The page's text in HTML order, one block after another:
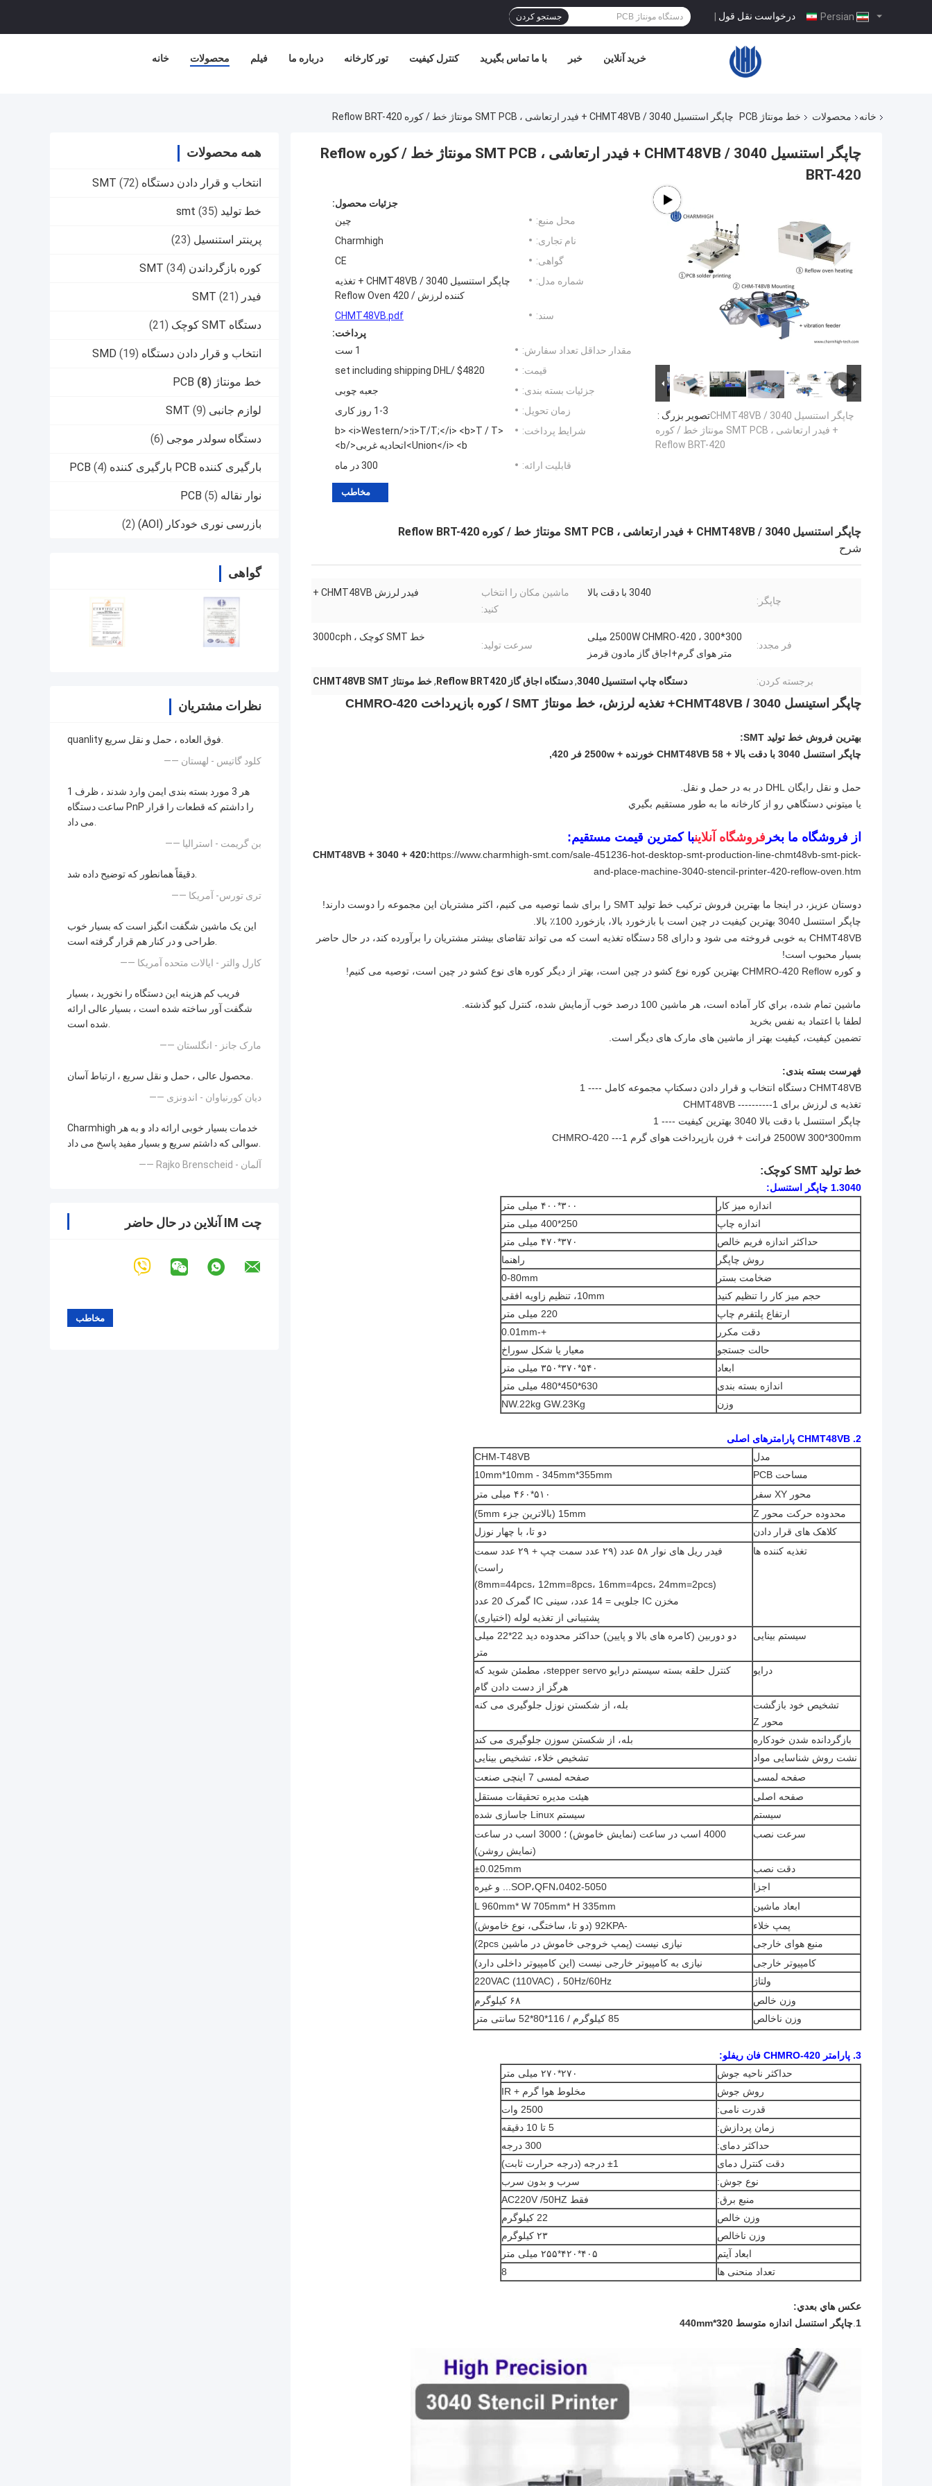
درخواست نقل قول | جستجو کردن
خانه محصولات فیلم درباره ما تور کارخانه کنترل کیفیت با ما تماس بگیرید خبر خرید آنلاین
خانه محصولات خط مونتاژ PCB چاپگر استنسیل 3040 / CHMT48VB + فیدر ارتعاشی ، SMT PCB مونتاژ خط / کوره Reflow BRT-420
همه محصولات
انتخاب و قرار دادن دستگاه SMT (72)
خط تولید smt (35)
پرینتر استنسیل (23)
کوره بازگرداندن SMT (34)
فیدر SMT (21)
دستگاه SMT کوچک (21)
انتخاب و قرار دادن دستگاه SMD (19)
خط مونتاژ PCB (8)
لوازم جانبی SMT (9)
دستگاه سولدر موجی (6)
بارگیری کننده PCB بارگیری کننده PCB (4)
نوار نقاله PCB (5)
بازرسی نوری خودکار (AOI) (2)
گواهی
نظرات مشتریان
quanlity فوق العاده ، حمل و نقل سریع.
—— کلود گاتیس - لهستان
هر 3 مورد بسته بندی ایمن وارد شدند ، ظرف 1
ساعت دستگاه PnP را داشتم که قطعات را قرار
می داد.
—— بن گریمت - استرالیا
دقیقاً همانطور که توضیح داده شد.
—— تری تورس- آمریکا
این یک ماشین شگفت انگیز است که بسیار خوب
طراحی و در کنار هم قرار گرفته است.
—— کارل والتر - ایالات متحده آمریکا
فریب کم هزینه این دستگاه را نخورید ، بسیار
شگفت آور ساخته شده است ، بسیار عالی ارائه
شده است.
—— مارک جانز - انگلستان
محصول عالی ، حمل و نقل سریع ، ارتباط آسان.
—— دیان کورنیاوان - اندونزی
Charmhigh خدمات بسیار خوبی ارائه داد و به هر
سوالی که داشتم سریع و بسیار مفید پاسخ می داد.
—— Rajko Brenscheid - آلمان
چت IM آنلاین در حال حاضر
چاپگر استنسیل 3040 / CHMT48VB + فیدر ارتعاشی ، SMT PCB مونتاژ خط / کوره Reflow
BRT-420
تصویر بزرگ :چاپگر استنسیل 3040 / CHMT48VB
+ فیدر ارتعاشی ، SMT PCB مونتاژ خط / کوره
Reflow BRT-420
جزئیات محصول:
محل منبع:
چین
نام تجاری:
Charmhigh
گواهی:
CE
شماره مدل:
چاپگر استنسیل 3040 / CHMT48VB + تغذیه
کننده لرزش / 420 Reflow Oven
سند:
CHMT48VB.pdf
پرداخت:
مقدار حداقل تعداد سفارش:
1 ست
قیمت:
$4820 /set including shipping DHL
جزئیات بسته بندی:
جعبه چوبی
زمان تحویل:
1-3 روز کاری
شرایط پرداخت:
<i>T/T;</i> <b>T / T؛</b> <i>Western
Union</i> <b>اتحادیه غربی</b>
قابلیت ارائه:
300 در ماه
مخاطب
چاپگر استنسیل 3040 / CHMT48VB + فیدر ارتعاشی ، SMT PCB مونتاژ خط / کوره Reflow BRT-420
شرح
چاپگر:
3040 با دقت بالا
ماشین مکان را انتخاب
کنید:
فیدر لرزش CHMT48VB +
فر مجدد:
2500W CHMRO-420 ، 300*300 میلی
متر هوای گرم+اجاق گاز مادون قرمز
سرعت تولید:
خط SMT کوچک ، 3000cph
برجسته کردن: دستگاه چاپ استنسیل 3040 ,دستگاه اجاق گاز Reflow BRT420 ,خط مونتاژ CHMT48VB SMT
چاپگر استینسل 3040 / CHMT48VB+ تغذیه لرزش، خط مونتاژ SMT / کوره بازپرداخت CHMRO-420
بهترين فروش خط توليد SMT:
چاپگر استنسل 3040 با دقت بالا + CHMT48VB 58 خورنده + 2500w فر 420,
حمل و نقل رایگان DHL در به در حمل و نقل.
يا ميتوني دستگاهي رو از کارخانه ما به طور مستقيم بگيري
از فروشگاه ما بخر فروشگاه آنلاینبا کمترین قیمت مستقیم:
CHMT48VB + 3040 + 420:https://www.charmhigh-smt.com/sale-451236-hot-desktop-smt-production-line-chmt48vb-smt-pick-
and-place-machine-3040-stencil-printer-420-reflow-oven.htm
دوستان عزیز، در اینجا ما بهترین فروش ترکیب خط تولید SMT را برای شما توصیه می کنیم، اکثر مشتریان این مجموعه را دوست دارند!
چاپگر استنسل 3040 بهترین کیفیت در چین است با بازخورد بالا، بازخورد 100٪ بالا.
CHMT48VB به خوبی فروخته می شود و دارای 58 دستگاه تغذیه است که می تواند تقاضای بیشتر مشتریان را برآورده کند، در حال حاضر
بسیار محبوب است!
و کوره CHMRO-420 Reflow بهترین کوره نوع کشو در چین است، بهتر از دیگر کوره های نوع کشو در چین است، توصیه می کنیم!
ماشين تمام شده، براي کار آماده است، هر ماشين 100 درصد خوب آزمايش شده، کنترل کيو گذشته.
لطفا با اعتماد به نفس بخرید
تضمین کیفیت، کیفیت بهتر از ماشین های مارک های دیگر است.
فهرست بسته بندی:
CHMT48VB دستگاه انتخاب و قرار دادن دسکتاپ مجموعه کامل ---- 1
تغذیه ی لرزش برای CHMT48VB ----------1
چاپگر استنسل با دقت بالا 3040 بهترین کیفیت ---- 1
2500W 300*300mm فرانت + فرن بازپرداخت هوای گرم CHMRO-420 ---1
خط تولید SMT کوچک:
1.3040 چاپگر استنسل:
اندازه میز کار
۳۰۰*۴۰۰ میلی متر
اندازه چاپ
250*400 میلی متر
حداکثر اندازه فریم خالص
۳۷۰*۴۷۰ میلی متر
روش چاپگر
راهنما
ضخامت بستر
0-80mm
حجم میز کار را تنظیم کنید
10mm، تنظیم زاویه افقی
ارتفاع پلتفرم چاپ
220 میلی متر
دقت مکرر
+-0.01mm
حالت جستجو
معیار یا شکل سوراخ
ابعاد
۵۴۰*۳۷۰*۳۵۰ میلی متر
اندازه بسته بندی
630*450*480 میلی متر
وزن
NW.22kg GW.23Kg
2. CHMT48VB پارامترهای اصلی
مدل
CHM-T48VB
مساحت PCB
10mm*10mm - 345mm*355mm
محور XY سفر
۵۱۰*۴۶۰ میلی متر
محدوده حرکت محور Z
15mm (بالاترین جزء 5mm)
کلاهک های قرار دادن
دو تا، با چهار نوزل
تغذیه کننده ها
فیدر ریل های نوار ۵۸ عدد (۲۹ عدد سمت چپ + ۲۹ عدد سمت
راست)
(8mm=44pcs، 12mm=8pcs، 16mm=4pcs، 24mm=2pcs)
مخزن IC جلویی = 14 عدد، سینی IC گمرک 20 عدد
پشتیبانی از تغذیه لوله (اختیاری)
سیستم بینایی
دو دوربین (کامره های بالا و پایین) حداکثر محدوده دید 22*22 میلی
متر
درایو
کنترل حلقه بسته سیستم درایو stepper servo، مطمئن شوید که
هرگز از دست دادن گام
تشخیص خود بازگشت
محور Z
بله، از شکستن نوزل جلوگیری می کنه
بازگردانده شدن خودکاره
بله، از شکستن سوزن جلوگیری می کند
نشت روش شناسایی مواد
تشخیص خلاء، تشخیص بینایی
صفحه لمسی
صفحه لمسی 7 اینچی صنعت
صفحه اصلی
هیئت مدیره تحقیقات مستقل
سیستم
سیستم Linux جاسازی شده
سرعت نصب
4000 اسب در ساعت (نمایش خاموش) ؛ 3000 اسب در ساعت
(نمایش روشن)
دقت نصب
±0.025mm
اجزا
0402-5050،SOP،QFN... و غیره
ابعاد ماشین
L 960mm* W 705mm* H 335mm
پمپ خلاء
-92KPA (دو تا، ساختگی، نوع خاموش)
منبع هوای خارجی
نیازی نیست (پمپ خروجی خاموش در ماشین 2pcs)
کامپیوتر خارجی
نیازی به کامپیوتر خارجی نیست (این کامپیوتر داخلی دارد)
ولتاژ
220VAC (110VAC) ، 50Hz/60Hz
وزن خالص
۶۸ کیلوگرم
وزن ناخالص
85 کیلوگرم / 116*80*52 سانتی متر
3. پارامتر CHMRO-420 فان ریفلو:
حداکثر ناحیه جوش
۲۷۰*۲۷۰ میلی متر
روش جوش
مخلوط هوا گرم + IR
قدرت نامی:
2500 وات
زمان پردازش:
5 تا 10 دقیقه
حداکثر دمای:
300 درجه
دقت کنترل دمای
±1 درجه (درجه حرارت ثابت)
نوع جوش:
سرب و بدون سرب
منبع برق:
فقط AC220V /50HZ
وزن خالص
22 کیلوگرم
وزن ناخالص
۲۳ کیلوگرم
ابعاد آیتم
۴۰۵*۴۲۰*۲۵۵ میلی متر
تعداد منحنی ها
8
عکس هاي بعدي:
1
.چاپگر استنسل اندازه متوسط 320*440mm